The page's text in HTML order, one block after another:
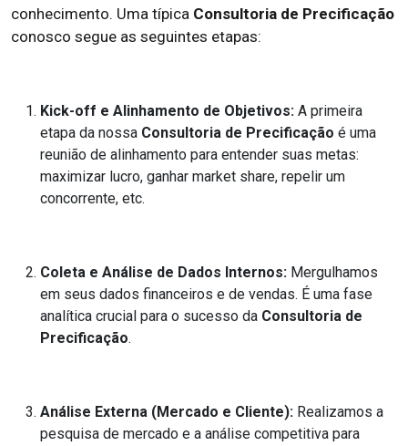
conhecimento. Uma típica Consultoria de Precificação
conosco segue as seguintes etapas:
Kick-off e Alinhamento de Objetivos: A primeira
etapa da nossa Consultoria de Precificação é uma
reunião de alinhamento para entender suas metas:
maximizar lucro, ganhar market share, repelir um
concorrente, etc.
Coleta e Análise de Dados Internos: Mergulhamos
em seus dados financeiros e de vendas. É uma fase
analítica crucial para o sucesso da Consultoria de
Precificação.
Análise Externa (Mercado e Cliente): Realizamos a
pesquisa de mercado e a análise competitiva para